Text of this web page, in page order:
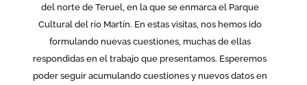
del norte de Teruel, en la que se enmarca el Parque
Cultural del río Martín. En estas visitas, nos hemos ido
formulando nuevas cuestiones, muchas de ellas
respondidas en el trabajo que presentamos. Esperemos
poder seguir acumulando cuestiones y nuevos datos en